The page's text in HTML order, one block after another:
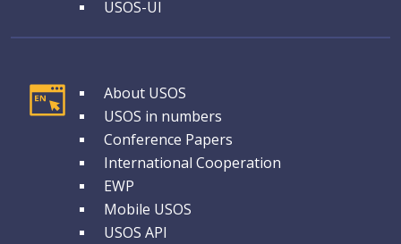
USOS-UI
GRUPA 1About USOS
USOS in numbers
Conference Papers
International Cooperation
EWP
Mobile USOS
USOS API